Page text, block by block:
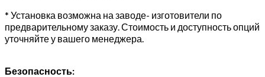
* Установка возможна на заводе- изготовители по
предварительному заказу. Стоимость и доступность опций
уточняйте у вашего менеджера.
Безопасность: